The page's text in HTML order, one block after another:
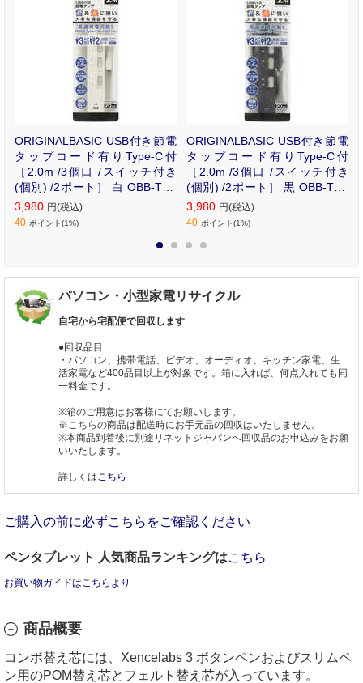
ORIGINALBASIC USB付き節電
タップコード有りType-C付
［2.0m /3個口 /スイッチ付き
(個別) /2ポート］ 白 OBB-TPK
321AC-W
3,980 円(税込)
40 ポイント(1%)
ORIGINALBASIC USB付き節電
タップコード有りType-C付
［2.0m /3個口 /スイッチ付き
(個別) /2ポート］ 黒 OBB-TPK
321AC-K
3,980 円(税込)
40 ポイント(1%)
パソコン・小型家電リサイクル
自宅から宅配便で回収します
●回収品目
・パソコン、携帯電話、ビデオ、オーディオ、キッチン家電、生
活家電など400品目以上が対象です。箱に入れば、何点入れても同
一料金です。
※箱のご用意はお客様にてお願いします。
※こちらの商品は配送時にお手元品の回収はいたしません。
※本商品到着後に別途リネットジャパンへ回収品のお申込みをお願
いいたします。
詳しくは こちら
ご購入の前に必ずこちらをご確認ください
ペンタブレット 人気商品ランキングはこちら
お買い物ガイドはこちらより
商品概要
コンボ替え芯には、Xencelabs 3 ボタンペンおよびスリムペ
ン用のPOM替え芯とフェルト替え芯が入っています。